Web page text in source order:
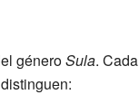
géneroSula. Cada